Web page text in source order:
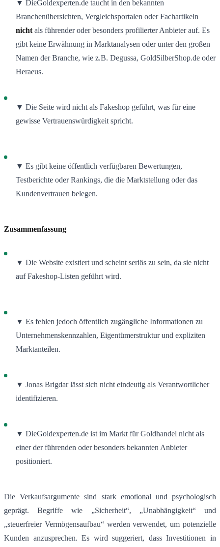
▼ DieGoldexperten.de taucht in den bekannten
Branchenübersichten, Vergleichsportalen oder Fachartikeln
nicht als führender oder besonders profilierter Anbieter auf. Es
gibt keine Erwähnung in Marktanalysen oder unter den großen
Namen der Branche, wie z.B. Degussa, GoldSilberShop.de oder
Heraeus.
▼ Die Seite wird nicht als Fakeshop geführt, was für eine
gewisse Vertrauenswürdigkeit spricht.
▼ Es gibt keine öffentlich verfügbaren Bewertungen,
Testberichte oder Rankings, die die Marktstellung oder das
Kundenvertrauen belegen.
Zusammenfassung
▼ Die Website existiert und scheint seriös zu sein, da sie nicht
auf Fakeshop-Listen geführt wird.
▼ Es fehlen jedoch öffentlich zugängliche Informationen zu
Unternehmenskennzahlen, Eigentümerstruktur und expliziten
Marktanteilen.
▼ Jonas Brigdar lässt sich nicht eindeutig als Verantwortlicher
identifizieren.
▼ DieGoldexperten.de ist im Markt für Goldhandel nicht als
einer der führenden oder besonders bekannten Anbieter
positioniert.
Die Verkaufsargumente sind stark emotional und psychologisch
geprägt.
Begriffe wie „Sicherheit“, „Unabhängigkeit“ und
„steuerfreier Vermögensaufbau“ werden verwendet, um potenzielle
Kunden anzusprechen. Es wird suggeriert, dass Investitionen in